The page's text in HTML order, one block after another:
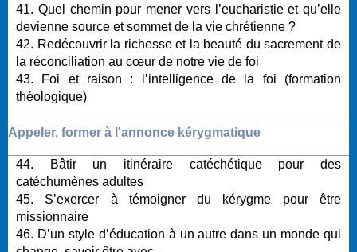
41. Quel chemin pour mener vers l’eucharistie et qu’elle
devienne source et sommet de la vie chrétienne ?
42. Redécouvrir la richesse et la beauté du sacrement de
la réconciliation au cœur de notre vie de foi
43. Foi et raison : l’intelligence de la foi (formation
théologique)
Appeler, former à l'annonce kérygmatique
44. Bâtir un itinéraire catéchétique pour des
catéchumènes adultes
45. S’exercer à témoigner du kérygme pour être
missionnaire
46. D’un style d’éducation à un autre dans un monde qui